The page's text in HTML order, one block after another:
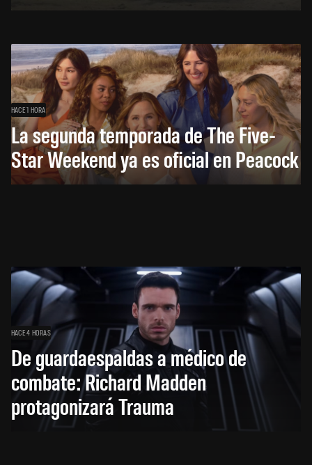
HACE 1 HORA
La segunda temporada de The Five-
Star Weekend ya es oficial en Peacock
HACE 4 HORAS
De guardaespaldas a médico de
combate: Richard Madden
protagonizará Trauma